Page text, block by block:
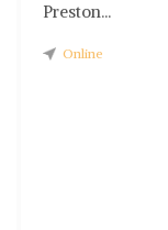
Preston...
Online